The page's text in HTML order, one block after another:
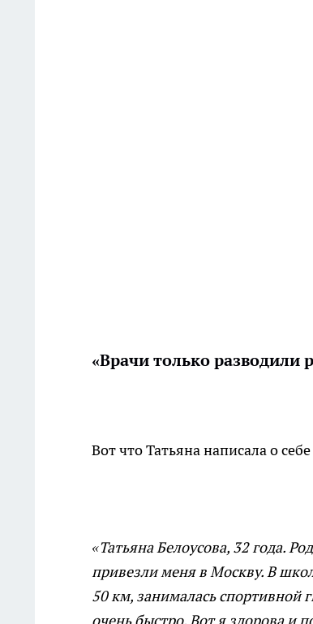
«Врачи только разводили
Вот что Татьяна написала о
«Татьяна Белоусова, 32 года.
привезли меня в Москву. В
50 км, занималась спортивной